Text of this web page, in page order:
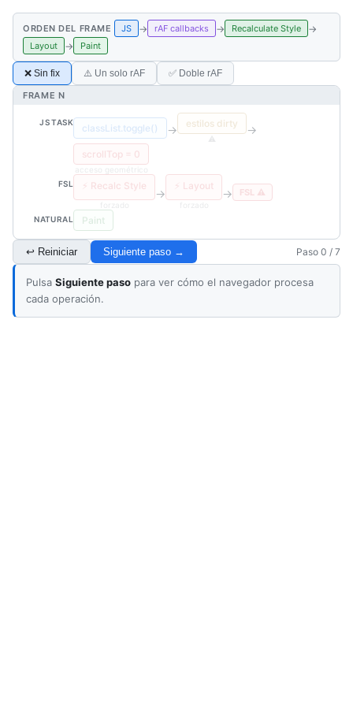
ORDEN DEL FRAME JS → rAF callbacks → Recalculate Style →
Layout → Paint
❌ Sin fix ⚠️ Un solo rAF
✅ Doble rAF
FRAME N
JS TASK classList.toggle() → estilos dirty
⚠️
→
scrollTop = 0
FSL
⚡ Recalc Style
→
⚡ Layout
→ FSL ⚠️
NATURAL Paint
↩ Reiniciar Siguiente paso → Paso 0 / 7
Pulsa Siguiente paso para ver cómo el navegador procesa
cada operación.